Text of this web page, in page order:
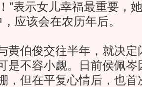
”表示女儿幸福最重要，
应该会在农历年后。
伯俊交往半年，就决定
是不容小觑。日前侯佩岑
，但在平复心情后，也首